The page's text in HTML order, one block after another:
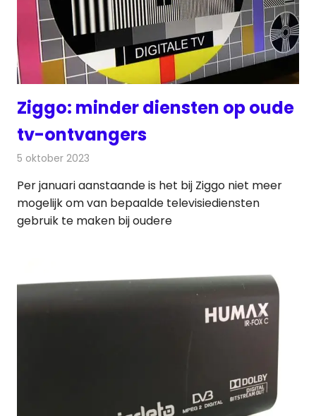
Ziggo: minder diensten op oude
tv-ontvangers
5 oktober 2023
Per januari aanstaande is het bij Ziggo niet meer
mogelijk om van bepaalde televisiediensten
gebruik te maken bij oudere